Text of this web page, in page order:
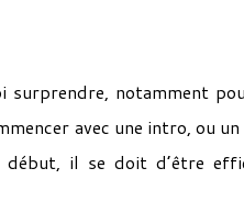
surprendre, notamment
avec une intro, ou
il se doit d’être